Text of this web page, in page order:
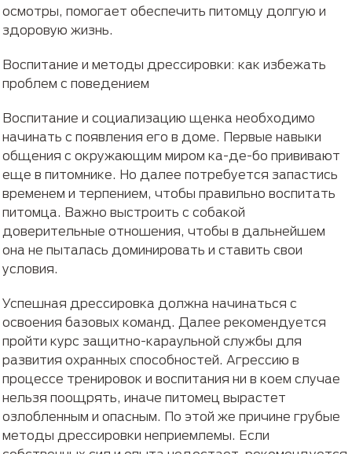
осмотры, помогает обеспечить питомцу долгую и
здоровую жизнь.
Воспитание и методы дрессировки: как избежать
проблем с поведением
Воспитание и социализацию щенка необходимо
начинать с появления его в доме. Первые навыки
общения с окружающим миром ка-де-бо прививают
еще в питомнике. Но далее потребуется запастись
временем и терпением, чтобы правильно воспитать
питомца. Важно выстроить с собакой
доверительные отношения, чтобы в дальнейшем
она не пыталась доминировать и ставить свои
условия.
Успешная дрессировка должна начинаться с
освоения базовых команд. Далее рекомендуется
пройти курс защитно-караульной службы для
развития охранных способностей. Агрессию в
процессе тренировок и воспитания ни в коем случае
нельзя поощрять, иначе питомец вырастет
озлобленным и опасным. По этой же причине грубые
методы дрессировки неприемлемы. Если